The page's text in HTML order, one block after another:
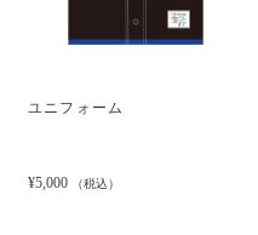
ユニフォーム
¥5,000 （税込）